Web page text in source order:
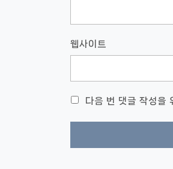
웹사이트
다음 번 댓글 작성을